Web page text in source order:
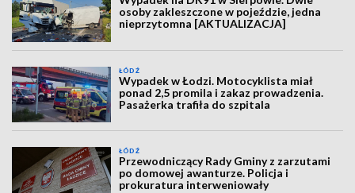
osoby zakleszczone w pojeździe, jedna
nieprzytomna [AKTUALIZACJA]
ŁÓDŹ
Wypadek w Łodzi. Motocyklista miał
ponad 2,5 promila i zakaz prowadzenia.
Pasażerka trafiła do szpitala
ŁÓDŹ
Przewodniczący Rady Gminy z zarzutami
po domowej awanturze. Policja i
prokuratura interweniowały